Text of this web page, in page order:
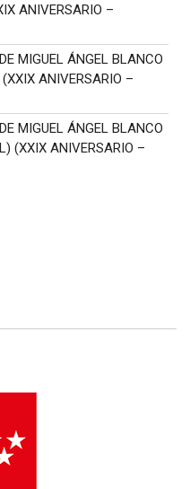
ANIVERSARIO –
MIGUEL ÁNGEL BLANCO
ANIVERSARIO –
MIGUEL ÁNGEL BLANCO
(XXIX ANIVERSARIO –